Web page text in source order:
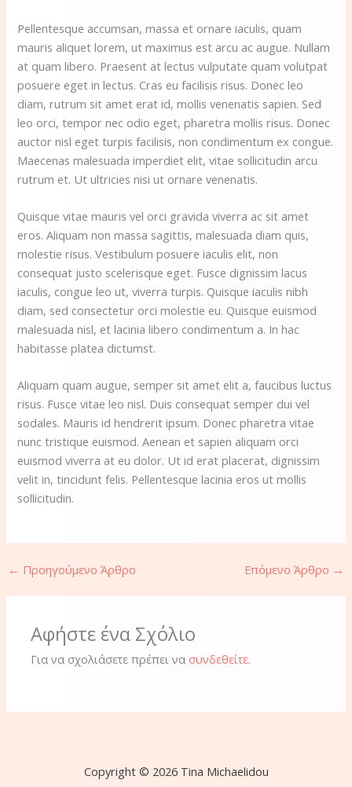
Pellentesque accumsan, massa et ornare iaculis, quam
mauris aliquet lorem, ut maximus est arcu ac augue. Nullam
at quam libero. Praesent at lectus vulputate quam volutpat
posuere eget in lectus. Cras eu facilisis risus. Donec leo
diam, rutrum sit amet erat id, mollis venenatis sapien. Sed
leo orci, tempor nec odio eget, pharetra mollis risus. Donec
auctor nisl eget turpis facilisis, non condimentum ex congue.
Maecenas malesuada imperdiet elit, vitae sollicitudin arcu
rutrum et. Ut ultricies nisi ut ornare venenatis.
Quisque vitae mauris vel orci gravida viverra ac sit amet
eros. Aliquam non massa sagittis, malesuada diam quis,
molestie risus. Vestibulum posuere iaculis elit, non
consequat justo scelerisque eget. Fusce dignissim lacus
iaculis, congue leo ut, viverra turpis. Quisque iaculis nibh
diam, sed consectetur orci molestie eu. Quisque euismod
malesuada nisl, et lacinia libero condimentum a. In hac
habitasse platea dictumst.
Aliquam quam augue, semper sit amet elit a, faucibus luctus
risus. Fusce vitae leo nisl. Duis consequat semper dui vel
sodales. Mauris id hendrerit ipsum. Donec pharetra vitae
nunc tristique euismod. Aenean et sapien aliquam orci
euismod viverra at eu dolor. Ut id erat placerat, dignissim
velit in, tincidunt felis. Pellentesque lacinia eros ut mollis
sollicitudin.
← Προηγούμενο Άρθρο Επόμενο Άρθρο →
Αφήστε ένα Σχόλιο
Για να σχολιάσετε πρέπει νασυνδεθείτε.
Copyright © 2026 Tina Michaelidou